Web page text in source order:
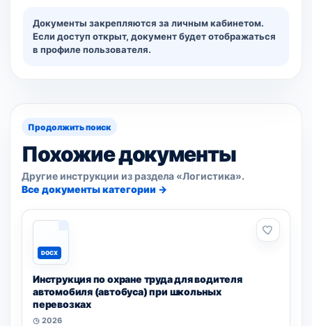
Документы закрепляются за личным кабинетом.
Если доступ открыт, документ будет отображаться
в профиле пользователя.
Продолжить поиск
Похожие документы
Другие инструкции из раздела «Логистика».
Все документы категории →
DOCX
Инструкция по охране труда для водителя
автомобиля (автобуса) при школьных
перевозках
◷ 2026